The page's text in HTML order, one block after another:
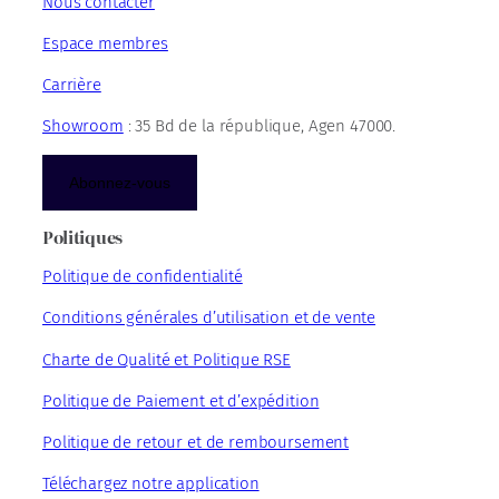
Espace membres
Carrière
Showroom : 35 Bd de la république, Agen 47000.
Abonnez-vous
Politiques
Politique de confidentialité
Conditions générales d’utilisation et de vente
Charte de Qualité et Politique RSE
Politique de Paiement et d’expédition
Politique de retour et de remboursement
Téléchargez notre application